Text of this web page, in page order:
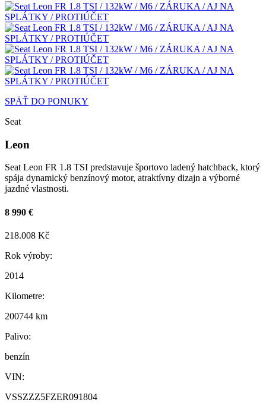
SPÄŤ DO PONUKY
Seat
Leon
Seat Leon FR 1.8 TSI predstavuje športovo ladený hatchback, ktorý
spája dynamický benzínový motor, atraktívny dizajn a výborné
jazdné vlastnosti.
8 990 €
218.008 Kč
Rok výroby:
2014
Kilometre:
200744 km
Palivo:
benzín
VIN:
VSSZZZ5FZER091804